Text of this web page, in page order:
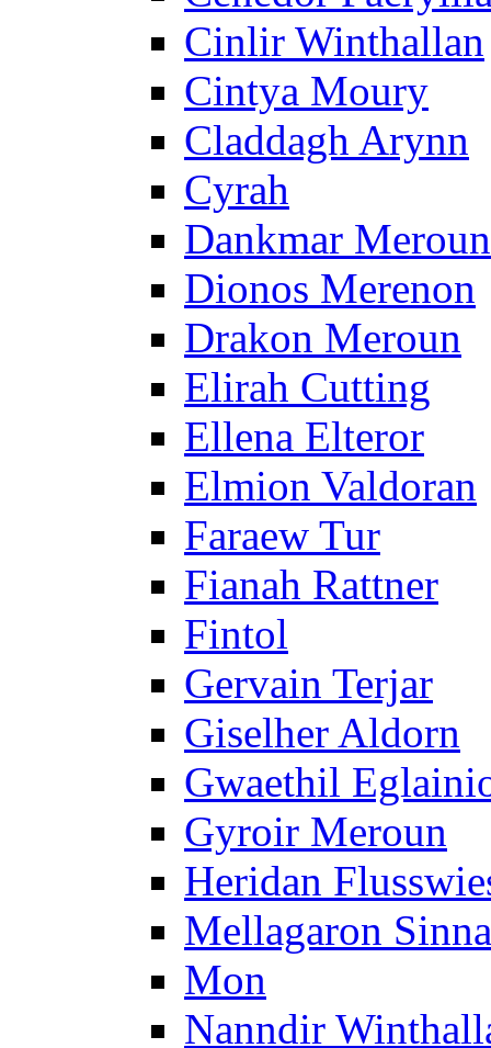
Cinlir Winthallan
Cintya Moury
Claddagh Arynn
Cyrah
Dankmar Meroun
Dionos Merenon
Drakon Meroun
Elirah Cutting
Ellena Elteror
Elmion Valdoran
Faraew Tur
Fianah Rattner
Fintol
Gervain Terjar
Giselher Aldorn
Gwaethil
Gyroir Meroun
Heridan
Mellagaron
Mon
Nanndir